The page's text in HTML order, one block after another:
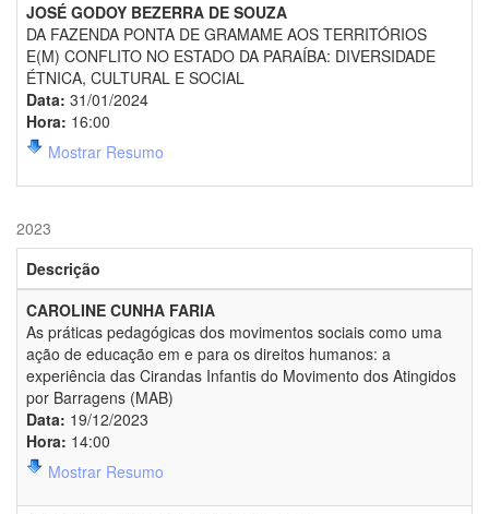
JOSÉ GODOY BEZERRA DE SOUZA
DA FAZENDA PONTA DE GRAMAME AOS TERRITÓRIOS
E(M) CONFLITO NO ESTADO DA PARAÍBA: DIVERSIDADE
ÉTNICA, CULTURAL E SOCIAL
Data: 31/01/2024
Hora: 16:00
Mostrar Resumo
2023
Descrição
CAROLINE CUNHA FARIA
As práticas pedagógicas dos movimentos sociais como uma
ação de educação em e para os direitos humanos: a
experiência das Cirandas Infantis do Movimento dos Atingidos
por Barragens (MAB)
Data: 19/12/2023
Hora: 14:00
Mostrar Resumo